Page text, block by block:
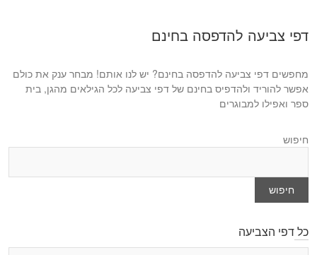
דפי צביעה להדפסה בחינם
מחפשים דפי צביעה להדפסה בחינם? יש לנו אותם! מבחר ענק את כולם
אפשר להוריד ולהדפיס בחינם של דפי צביעה לכל הגילאים מהגן, בית
ספר ואפילו למבוגרים
חיפוש
חיפוש
כל דפי הצביעה